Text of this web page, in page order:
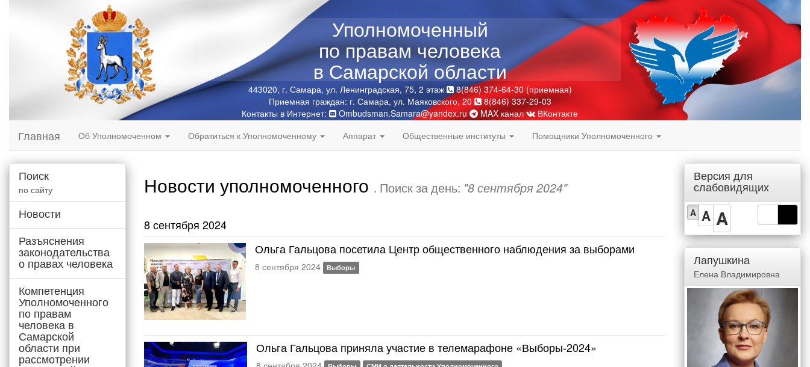
Уполномоченный
по правам человека
в Самарской области
443020, г. Самара, ул. Ленинградская, 75, 2 этаж
8(846) 374-64-30 (приемная)
Приемная граждан: г. Самара, ул. Маяковского, 20
8(846) 337-29-03
Контакты в Интернет:
Ombudsman.Samara@yandex.ru MAX канал ВКонтакте
Главная Об Уполномоченном Обратиться к Уполномоченному Аппарат Общественные институты Помощники Уполномоченного
Поиск
по сайту
Новости
Разъяснения
законодательства
о правах человека
Компетенция
Уполномоченного
по правам
человека в
Самарской
области при
рассмотрении
Новости уполномоченного . Поиск за день: "8 сентября 2024"
8 сентября 2024
Ольга Гальцова посетила Центр общественного наблюдения за выборами
8 сентября 2024 Выборы
Ольга Гальцова приняла участие в телемарафоне «Выборы-2024»
Версия для
слабовидящих
A A A
Лапушкина
Елена Владимировна